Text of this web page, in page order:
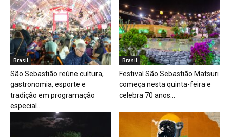
Brasil
São Sebastião reúne cultura,
gastronomia, esporte e
tradição em programação
especial...
Brasil
Festival São Sebastião Matsuri
começa nesta quinta-feira e
celebra 70 anos...